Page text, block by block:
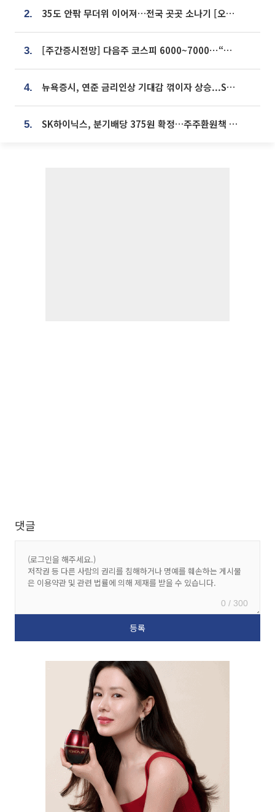
2. 35도 안팎 무더위 이어져…전국 곳곳 소나기 [오늘 날씨]
3. [주간증시전망] 다음주 코스피 6000~7000⋯“外人 수급은 정책이 변수”
4. 뉴욕증시, 연준 금리인상 기대감 꺾이자 상승...S&P500 사상 최고치 [종합]
5. SK하이닉스, 분기배당 375원 확정…주주환원책 9월로 앞당겨 발표
댓글
0 / 300